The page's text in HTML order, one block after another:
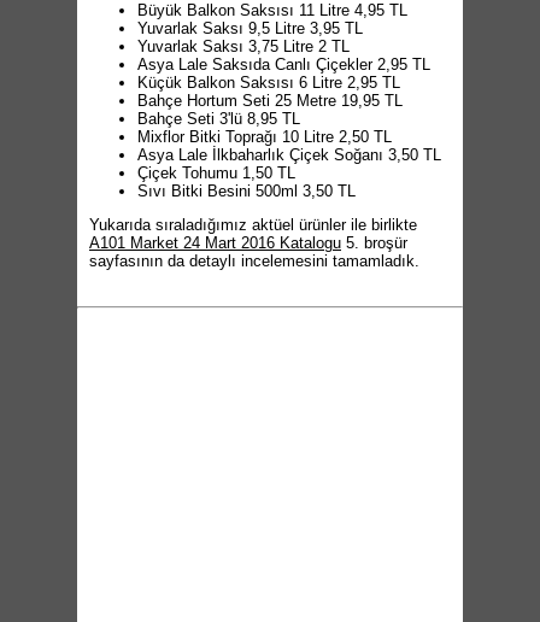
Büyük Balkon Saksısı 11 Litre 4,95 TL
Yuvarlak Saksı 9,5 Litre 3,95 TL
Yuvarlak Saksı 3,75 Litre 2 TL
Asya Lale Saksıda Canlı Çiçekler 2,95 TL
Küçük Balkon Saksısı 6 Litre 2,95 TL
Bahçe Hortum Seti 25 Metre 19,95 TL
Bahçe Seti 3'lü 8,95 TL
Mixflor Bitki Toprağı 10 Litre 2,50 TL
Asya Lale İlkbaharlık Çiçek Soğanı 3,50 TL
Çiçek Tohumu 1,50 TL
Sıvı Bitki Besini 500ml 3,50 TL
Yukarıda sıraladığımız aktüel ürünler ile birlikte
A101 Market 24 Mart 2016 Katalogu 5. broşür
sayfasının da detaylı incelemesini tamamladık.